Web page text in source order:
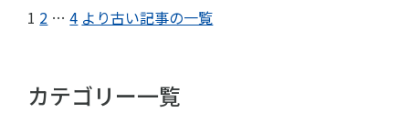
1 2 … 4 より古い記事の一覧
カテゴリー一覧